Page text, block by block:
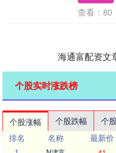
查看： 80
海通富配资文
个股实时涨跌榜
个股涨幅 个股跌幅 个
排名
名称 最新价